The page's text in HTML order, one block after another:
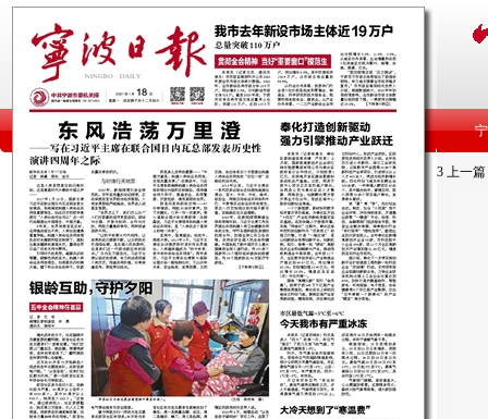
3 上一篇